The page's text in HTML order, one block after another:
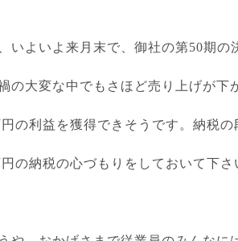
よいよ来月末で、御社の第50期の
の大変な中でもさほど売り上げが下
の利益を獲得できそうです。納税の
の納税の心づもりをしておいて下さ